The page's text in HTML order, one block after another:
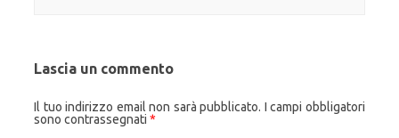
Lascia un commento
Il tuo indirizzo email non sarà pubblicato. I campi obbligatori
sono contrassegnati *